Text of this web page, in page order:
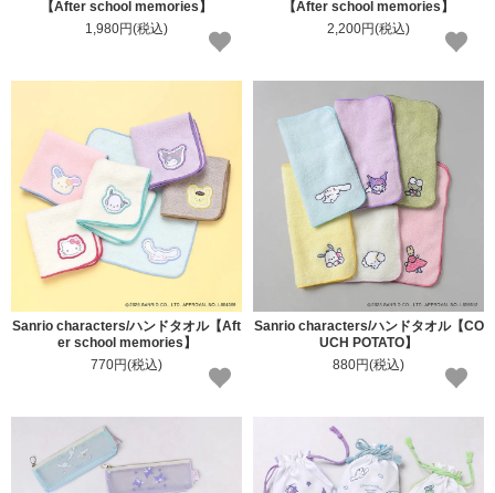
【After school memories】
1,980円(税込)
【After school memories】
2,200円(税込)
Sanrio characters/ハンドタオル【Aft
er school memories】
770円(税込)
Sanrio characters/ハンドタオル【CO
UCH POTATO】
880円(税込)